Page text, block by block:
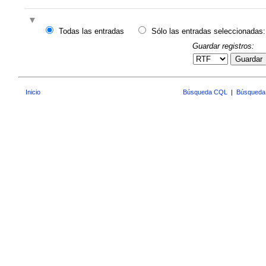
Todas las entradas
Sólo las entradas seleccionadas:
Guardar registros:
Guardar
Inicio Búsqueda CQL